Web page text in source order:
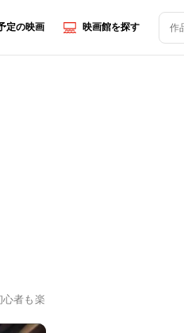
定の映画 映画館を探す
者も楽しめる！『トランスフォーマ